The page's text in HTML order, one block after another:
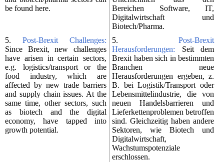
be found here.
Bereichen Software, IT,
Digitalwirtschaft und
Biotech/Pharma.
5. Post-Brexit Challenges:
Since Brexit, new challenges
have arisen in certain sectors,
e.g. logistics/transport or the
food industry, which are
affected by new trade barriers
and supply chain issues. At the
same time, other sectors, such
as biotech and the digital
economy, have tapped into
growth potential.
5. Post-Brexit
Herausforderungen: Seit dem
Brexit haben sich in bestimmten
Branchen neue
Herausforderungen ergeben, z.
B. bei Logistik/Transport oder
Lebensmittelindustrie, die von
neuen Handelsbarrieren und
Lieferkettenproblemen betroffen
sind. Gleichzeitig haben andere
Sektoren, wie Biotech und
Digitalwirtschaft,
Wachstumspotenziale
erschlossen.